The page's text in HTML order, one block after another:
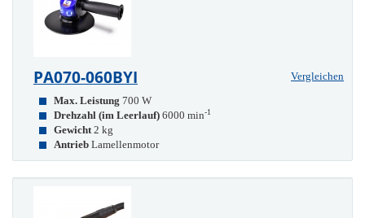
PA070-060BYI
Vergleichen
Max. Leistung 700 W
Drehzahl (im Leerlauf) 6000 min-1
Gewicht 2 kg
Antrieb Lamellenmotor